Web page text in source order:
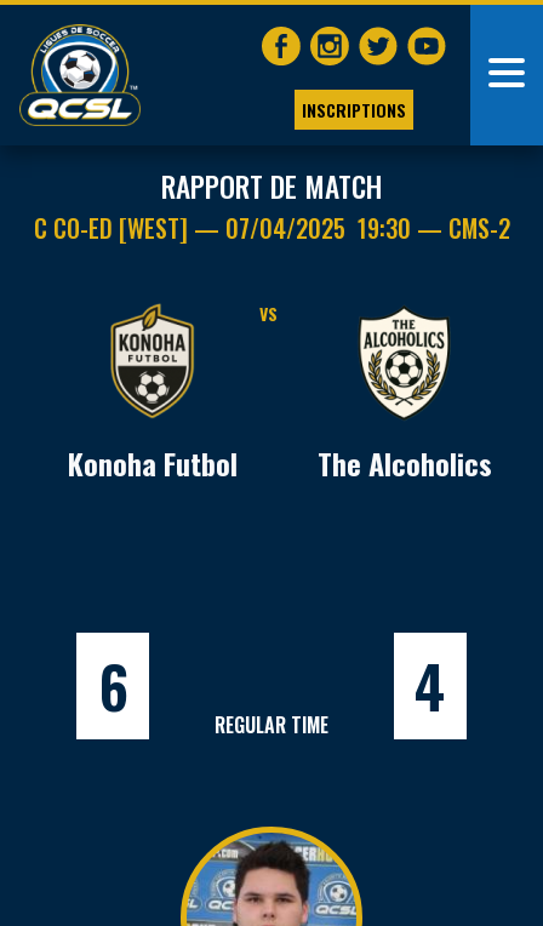
INSCRIPTIONS
RAPPORT DE MATCH
C CO-ED [WEST] — 07/04/2025 19:30 — CMS-2
Konoha Futbol
VS
The Alcoholics
6 REGULAR TIME 4